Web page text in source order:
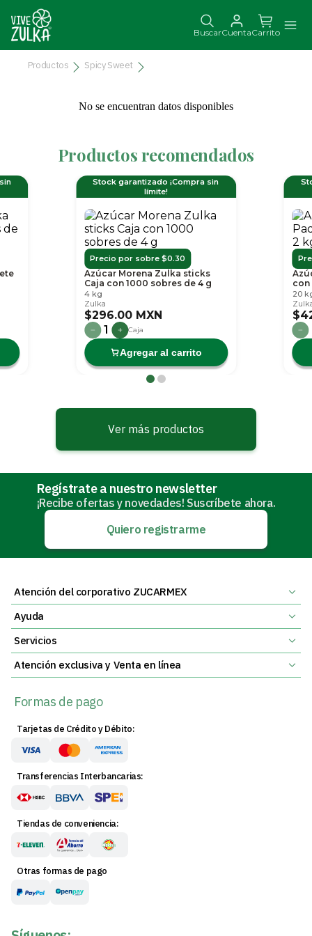
BuscarCuentaCarrito
Productos Spicy Sweet
No se encuentran datos disponibles
Productos recomendados
Slide 1 of 2
Stock garantizado ¡Compra sin
límite!
Precio por sobre $0.30
Azúcar Morena Zulka sticks
Caja con 1000 sobres de 4 g
4 kg
Zulka
$296.00 MXN
1
Caja
Agregar al carrito
con
20
Ver más productos
Regístrate a nuestro newsletter
¡Recibe ofertas y novedades! Suscríbete ahora.
Quiero registrarme
Atención del corporativo ZUCARMEX
Ayuda
Servicios
Atención exclusiva y Venta en línea
Formas de pago
Tarjetas de Crédito y Débito:
Transferencias Interbancarias:
Tiendas de conveniencia:
Otras formas de pago